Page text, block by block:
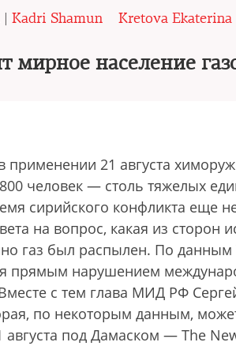
Kadri Shamun Kretova Ekaterina
мирное население
21 августа
человек — столь тяжелых
сирийского конфликта еще
на вопрос, какая из сторон
газ был распылен. По данным
прямым нарушением
с тем глава МИД РФ
по некоторым данным,
под Дамаском — The